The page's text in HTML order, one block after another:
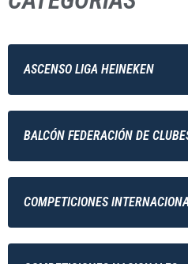
ASCENSO LIGA HEINEKEN
BALCÓN FEDERACIÓN DE
COMPETICIONES